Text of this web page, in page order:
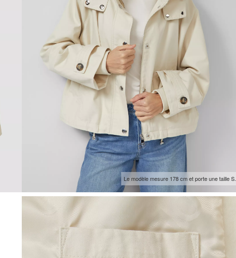
Le modèle mesure 178 cm et porte une taille S.